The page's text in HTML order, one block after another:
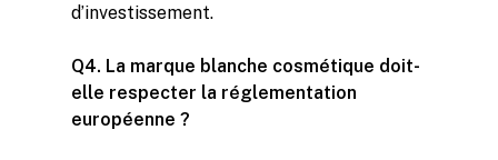
d’investissement.
Q4. La marque blanche cosmétique doit-
elle respecter la réglementation
européenne ?